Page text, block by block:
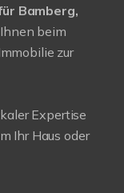
Bamberg,
beim
zur
Expertise
Ihr Haus oder